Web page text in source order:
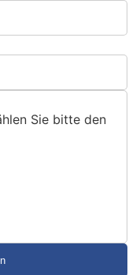
Sie bitte den